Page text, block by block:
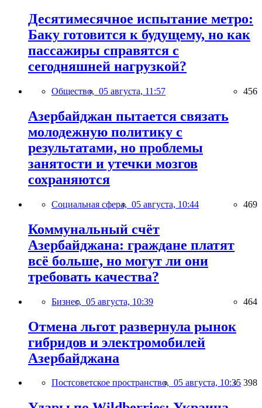
Десятимесячное испытание метро:
Баку готовится к будущему, но как
пассажиры справятся с
сегодняшней нагрузкой?
Общество, 05 августа, 11:57 456
Азербайджан пытается связать
молодежную политику с
результатами, но проблемы
занятости и утечки мозгов
сохраняются
Социальная сфера, 05 августа, 10:44 469
Коммунальный счёт
Азербайджана: граждане платят
всё больше, но могут ли они
требовать качества?
Бизнес, 05 августа, 10:39 464
Отмена льгот развернула рынок
гибридов и электромобилей
Азербайджана
Постсоветское пространство, 05 августа, 10:35 398